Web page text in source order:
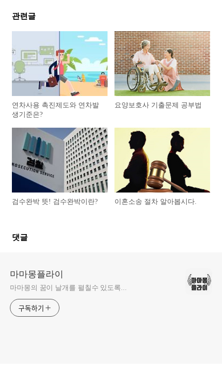
관련글
연차사용 촉진제도와 연차발
생기준은?
요양보호사 기출문제 공부법
검수완박 뜻! 검수완박이란? 이혼소송 절차 알아봅시다.
댓글
마마몽플라이
마마몽의 꿈이 날개를 펼칠수 있도록...
구독하기